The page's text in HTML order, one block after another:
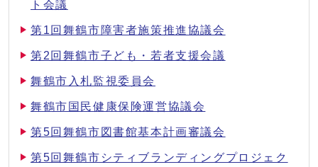
ト会議
第1回舞鶴市障害者施策推進協議会
第2回舞鶴市子ども・若者支援会議
舞鶴市入札監視委員会
舞鶴市国民健康保険運営協議会
第5回舞鶴市図書館基本計画審議会
第5回舞鶴市シティブランディングプロジェク